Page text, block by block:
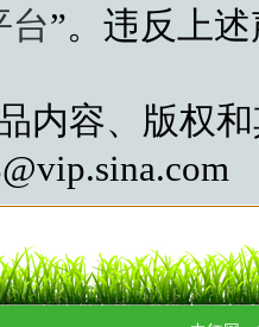
台”。违反上
内容、版权